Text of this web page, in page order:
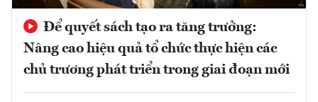
Để quyết sách tạo ra tăng trưởng:
Nâng cao hiệu quả tổ chức thực hiện các
chủ trương phát triển trong giai đoạn mới